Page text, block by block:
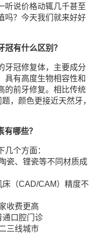
听说价格动辄几千甚至
吗？今天我们就来好好
有什么区别？
牙冠修复体，主要成分
具有高度生物相容性和
的前牙修复。相比传统
，颜色更接近天然牙，
哪些？
个方面：
瓷、锂瓷等不同材质成
（CAD/CAM）精度不
收费更高
口腔门诊
三线城市